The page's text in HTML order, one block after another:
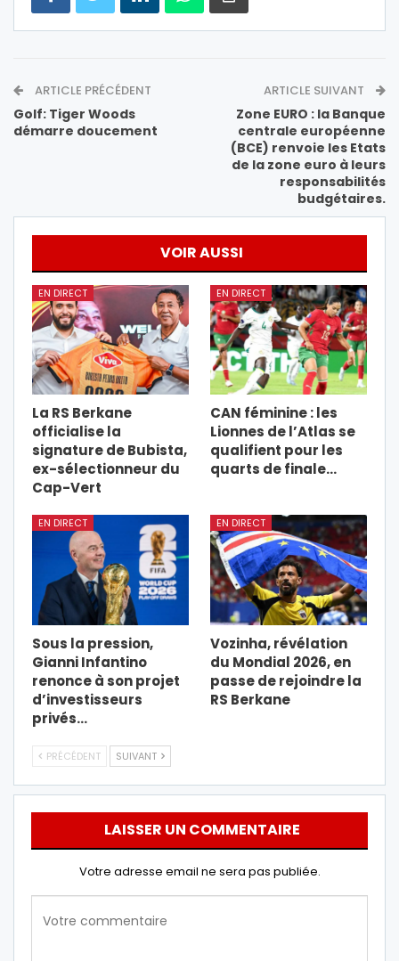
ARTICLE PRÉCÉDENT
Golf: Tiger Woods
démarre doucement
ARTICLE SUIVANT
Zone EURO : la Banque
centrale européenne
(BCE) renvoie les Etats
de la zone euro à leurs
responsabilités
budgétaires.
VOIR AUSSI
EN DIRECT
La RS Berkane
officialise la
signature de Bubista,
ex-sélectionneur du
Cap-Vert
EN DIRECT
CAN féminine : les
Lionnes de l’Atlas se
qualifient pour les
quarts de finale…
EN DIRECT
Sous la pression,
Gianni Infantino
renonce à son projet
d’investisseurs
privés…
EN DIRECT
Vozinha, révélation
du Mondial 2026, en
passe de rejoindre la
RS Berkane
PRÉCÉDENT SUIVANT
LAISSER UN COMMENTAIRE
Votre adresse email ne sera pas publiée.